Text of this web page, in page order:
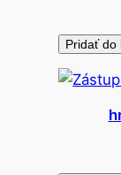
Pridať do